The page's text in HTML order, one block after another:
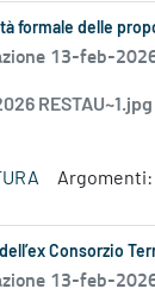
formale delle
13-feb-
Argomenti:
Consorzio
13-feb-